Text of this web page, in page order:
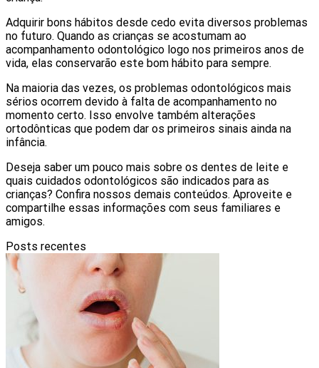
Adquirir bons hábitos desde cedo evita diversos problemas
no futuro. Quando as crianças se acostumam ao
acompanhamento odontológico logo nos primeiros anos de
vida, elas conservarão este bom hábito para sempre.
Na maioria das vezes, os problemas odontológicos mais
sérios ocorrem devido à falta de acompanhamento no
momento certo. Isso envolve também alterações
ortodônticas que podem dar os primeiros sinais ainda na
infância.
Deseja saber um pouco mais sobre os dentes de leite e
quais cuidados odontológicos são indicados para as
crianças? Confira nossos demais conteúdos. Aproveite e
compartilhe essas informações com seus familiares e
amigos.
Posts recentes